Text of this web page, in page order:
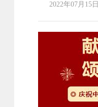
2022年07月15日